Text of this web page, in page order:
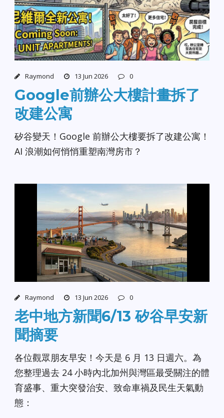
Raymond 13 Jun 2026 0
Google前辦公大樓計畫拆了
改建公寓
矽谷變天！Google 前辦公大樓要拆了改建公寓！
AI 浪潮如何悄悄重塑南灣房市？
Raymond 13 Jun 2026 0
老中地方新聞6/13 矽谷早安新
聞摘要
各位觀眾朋友早安！今天是 6 月 13 日週六。為
您整理過去 24 小時內北加州與灣區最受關注的體
育盛事、重大突發治安、致命車禍及民生天氣動
態：